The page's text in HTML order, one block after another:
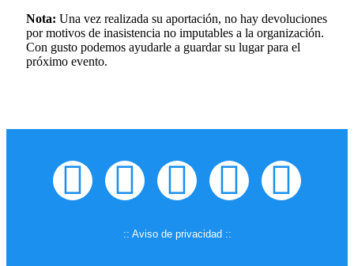
Nota: Una vez realizada su aportación, no hay devoluciones
por motivos de inasistencia no imputables a la organización.
Con gusto podemos ayudarle a guardar su lugar para el
próximo evento.
:: Aviso de privacidad ::